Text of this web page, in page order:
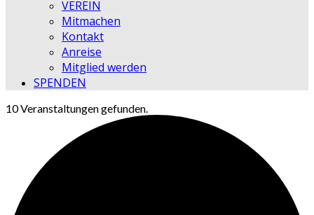
VEREIN
Mitmachen
Kontakt
Anreise
Mitglied werden
SPENDEN
10 Veranstaltungen gefunden.